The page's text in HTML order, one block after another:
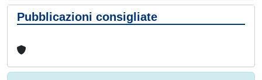
Pubblicazioni consigliate